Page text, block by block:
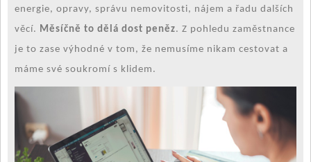
energie, opravy, správu nemovitosti, nájem a řadu dalších
věcí. Měsíčně to dělá dost peněz. Z pohledu zaměstnance
je to zase výhodné v tom, že nemusíme nikam cestovat a
máme své soukromí s klidem.